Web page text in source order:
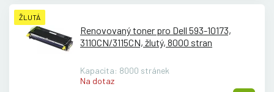
ŽLUTÁ
Renovovaný toner pro Dell 593-10173,
3110CN/3115CN, žlutý, 8000 stran
Kapacita: 8000 stránek
Na dotaz